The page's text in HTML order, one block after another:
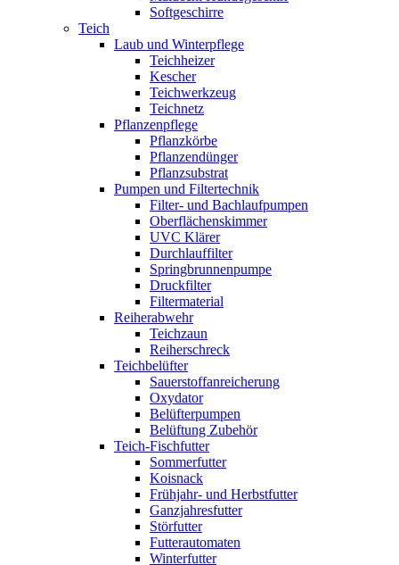
Softgeschirre
Teich
Laub und Winterpflege
Teichheizer
Kescher
Teichwerkzeug
Teichnetz
Pflanzenpflege
Pflanzkörbe
Pflanzendünger
Pflanzsubstrat
Pumpen und Filtertechnik
Filter- und Bachlaufpumpen
Oberflächenskimmer
UVC Klärer
Durchlauffilter
Springbrunnenpumpe
Druckfilter
Filtermaterial
Reiherabwehr
Teichzaun
Reiherschreck
Teichbelüfter
Sauerstoffanreicherung
Oxydator
Belüfterpumpen
Belüftung Zubehör
Teich-Fischfutter
Sommerfutter
Koisnack
Frühjahr- und Herbstfutter
Ganzjahresfutter
Störfutter
Futterautomaten
Winterfutter